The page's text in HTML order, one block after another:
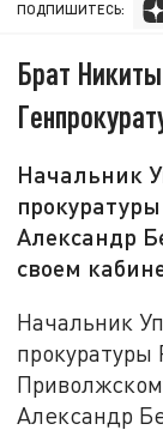
ПОДПИШИТЕСЬ:
Брат
Начальник
Александр
своем
Начальник
Александр